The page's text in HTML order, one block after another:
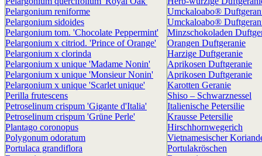
Pelargonium reniforme
Umckaloabo®
Pelargonium sidoides
Umckaloabo®
Pelargonium tom. 'Chocolate Peppermint'
Minzschokoladen
Pelargonium x citriod. 'Prince of Orange'
Orangen Duftgeranie
Pelargonium x clorinda
Harzige Duftgeranie
Pelargonium x unique 'Madame Nonin'
Aprikosen Duftgeranie
Pelargonium x unique 'Monsieur Nonin'
Aprikosen Duftgeranie
Pelargonium x unique 'Scarlet unique'
Karotten Geranie
Perilla frutescens
Shiso – Schwarznessel
Petroselinum crispum 'Gigante d'Italia'
Italienische Petersilie
Petroselinum crispum 'Grüne Perle'
Krausse Petersilie
Plantago coronopus
Hirschhornwegerich
Polygonum odoratum
Vietnamesischer
Portulaca grandiflora
Portulakröschen